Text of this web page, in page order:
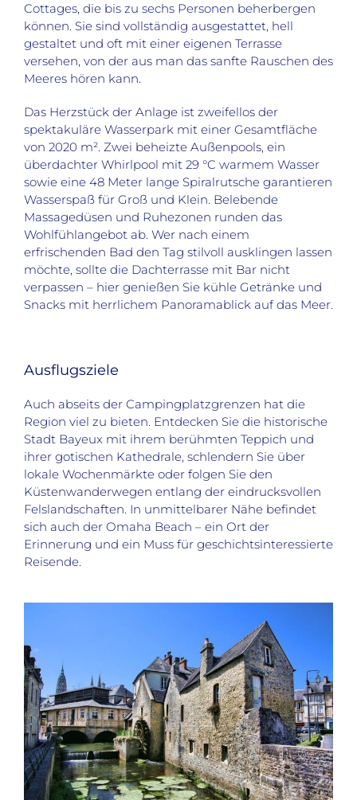
Cottages, die bis zu sechs Personen beherbergen
können. Sie sind vollständig ausgestattet, hell
gestaltet und oft mit einer eigenen Terrasse
versehen, von der aus man das sanfte Rauschen des
Meeres hören kann.
Das Herzstück der Anlage ist zweifellos der
spektakuläre Wasserpark mit einer Gesamtfläche
von 2020 m². Zwei beheizte Außenpools, ein
überdachter Whirlpool mit 29 °C warmem Wasser
sowie eine 48 Meter lange Spiralrutsche garantieren
Wasserspaß für Groß und Klein. Belebende
Massagedüsen und Ruhezonen runden das
Wohlfühlangebot ab. Wer nach einem
erfrischenden Bad den Tag stilvoll ausklingen lassen
möchte, sollte die Dachterrasse mit Bar nicht
verpassen – hier genießen Sie kühle Getränke und
Snacks mit herrlichem Panoramablick auf das Meer.
Ausflugsziele
Auch abseits der Campingplatzgrenzen hat die
Region viel zu bieten. Entdecken Sie die historische
Stadt Bayeux mit ihrem berühmten Teppich und
ihrer gotischen Kathedrale, schlendern Sie über
lokale Wochenmärkte oder folgen Sie den
Küstenwanderwegen entlang der eindrucksvollen
Felslandschaften. In unmittelbarer Nähe befindet
sich auch der Omaha Beach – ein Ort der
Erinnerung und ein Muss für geschichtsinteressierte
Reisende.